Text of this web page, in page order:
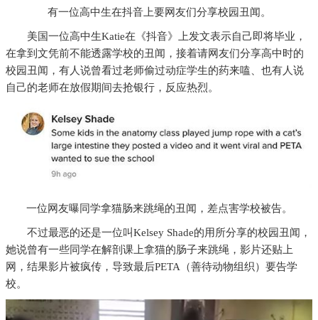
有一位高中生在抖音上要网友们分享校园丑闻。
美国一位高中生Katie在《抖音》上发文表示自己即将毕业，
在拿到文凭前不能透露学校的丑闻，接着请网友们分享高中时的
校园丑闻，有人说曾看过老师偷过动症学生的药来嗑、也有人说
自己的老师在放假期间去抢银行，反应热烈。
一位网友曝同学拿猫肠来跳绳的丑闻，差点害学校被告。
不过最恶的还是一位叫Kelsey Shade的用所分享的校园丑闻，
她说曾有一些同学在解剖课上拿猫的肠子来跳绳，影片还贴上
网，结果影片被疯传，导致最后PETA（善待动物组织）要告学
校。